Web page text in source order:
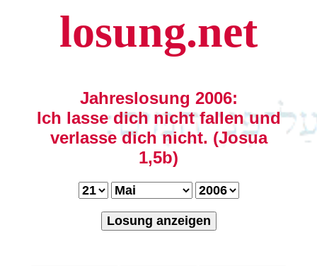
losung.net
Jahreslosung 2006:
Ich lasse dich nicht fallen und
verlasse dich nicht. (Josua
1,5b)
Losung anzeigen